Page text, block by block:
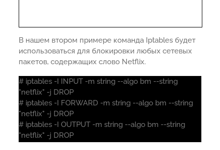
В нашем втором примере команда Iptables будет
использоваться для блокировки любых сетевых
пакетов, содержащих слово Netflix.
# iptables -I INPUT -m string --algo bm --string
"netflix" -j DROP
# iptables -I FORWARD -m string --algo bm --string
"netflix" -j DROP
# iptables -I OUTPUT -m string --algo bm --string
"netflix" -j DROP